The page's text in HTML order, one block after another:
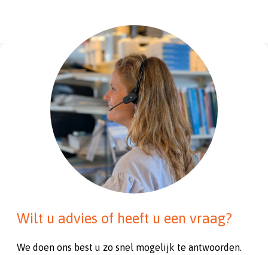
Wilt u advies of heeft u een vraag?
We doen ons best u zo snel mogelijk te antwoorden.